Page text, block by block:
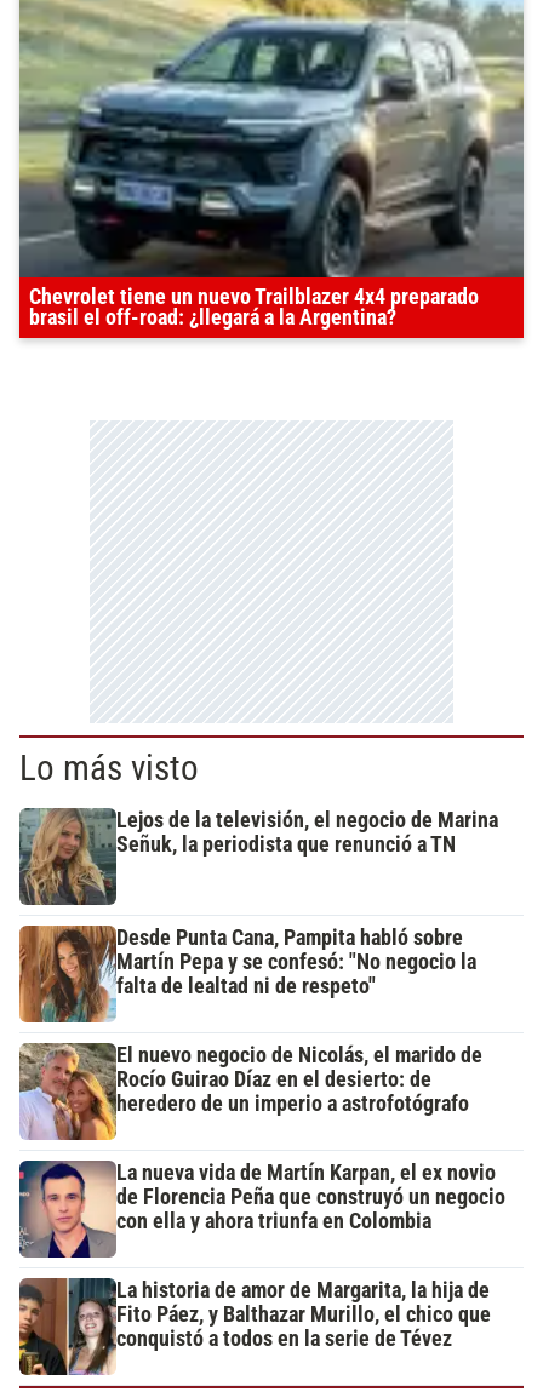
Chevrolet tiene un nuevo Trailblazer 4x4 preparado
brasil el off-road: ¿llegará a la Argentina?
Lo más visto
Lejos de la televisión, el negocio de Marina
Señuk, la periodista que renunció a TN
Desde Punta Cana, Pampita habló sobre
Martín Pepa y se confesó: "No negocio la
falta de lealtad ni de respeto"
El nuevo negocio de Nicolás, el marido de
Rocío Guirao Díaz en el desierto: de
heredero de un imperio a astrofotógrafo
La nueva vida de Martín Karpan, el ex novio
de Florencia Peña que construyó un negocio
con ella y ahora triunfa en Colombia
La historia de amor de Margarita, la hija de
Fito Páez, y Balthazar Murillo, el chico que
conquistó a todos en la serie de Tévez